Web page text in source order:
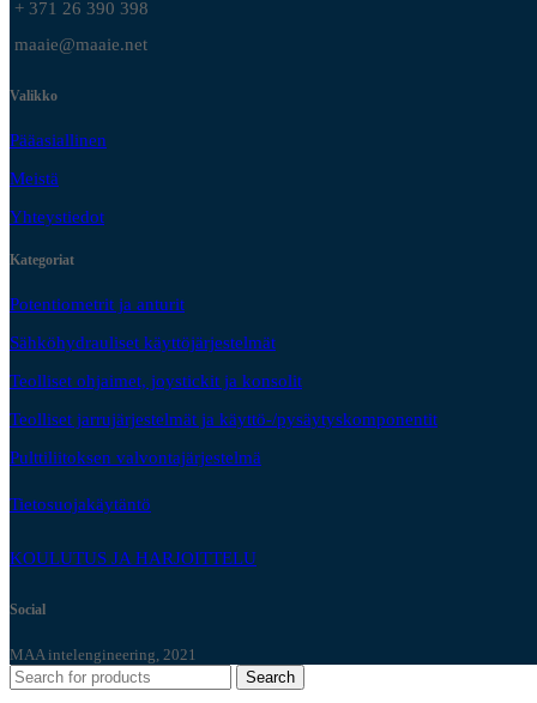
+ 371 26 390 398
maaie@maaie.net
Valikko
Pääasiallinen
Meistä
Yhteystiedot
Kategoriat
Potentiometrit ja anturit
Sähköhydrauliset käyttöjärjestelmät
Teolliset ohjaimet, joystickit ja konsolit
Teolliset jarrujärjestelmät ja käyttö-/pysäytyskomponentit
Pulttiliitoksen valvontajärjestelmä
Tietosuojakäytäntö
KOULUTUS JA HARJOITTELU
Social
MAA intelengineering, 2021
Search